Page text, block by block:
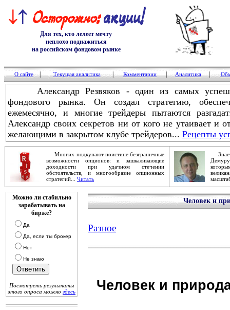
Для тех, кто лелеет мечту
неплохо поднажиться
на российском фондовом рынке
О сайте Текущая аналитика Комментарии Аналитика
Александр Резвяков - один из самых
фондового рынка. Он создал стратегию,
ежемесячно, и многие трейдеры пытаются
Александр своих секретов ни от кого не утаивает и
желающими в закрытом клубе трейдеров... Рецепты
Многих подкупают поистине безграничные
возможности опционов: и зашкаливающие
доходности при удачном стечении
обстоятельств, и многообразие опционных
стратегий... Читать
Можно ли стабильно
зарабатывать на
бирже?
Да
Да, если ты брокер
Нет
Не знаю
Посмотреть результаты
этого опроса можно здесь
Человек и
Разное
Человек и